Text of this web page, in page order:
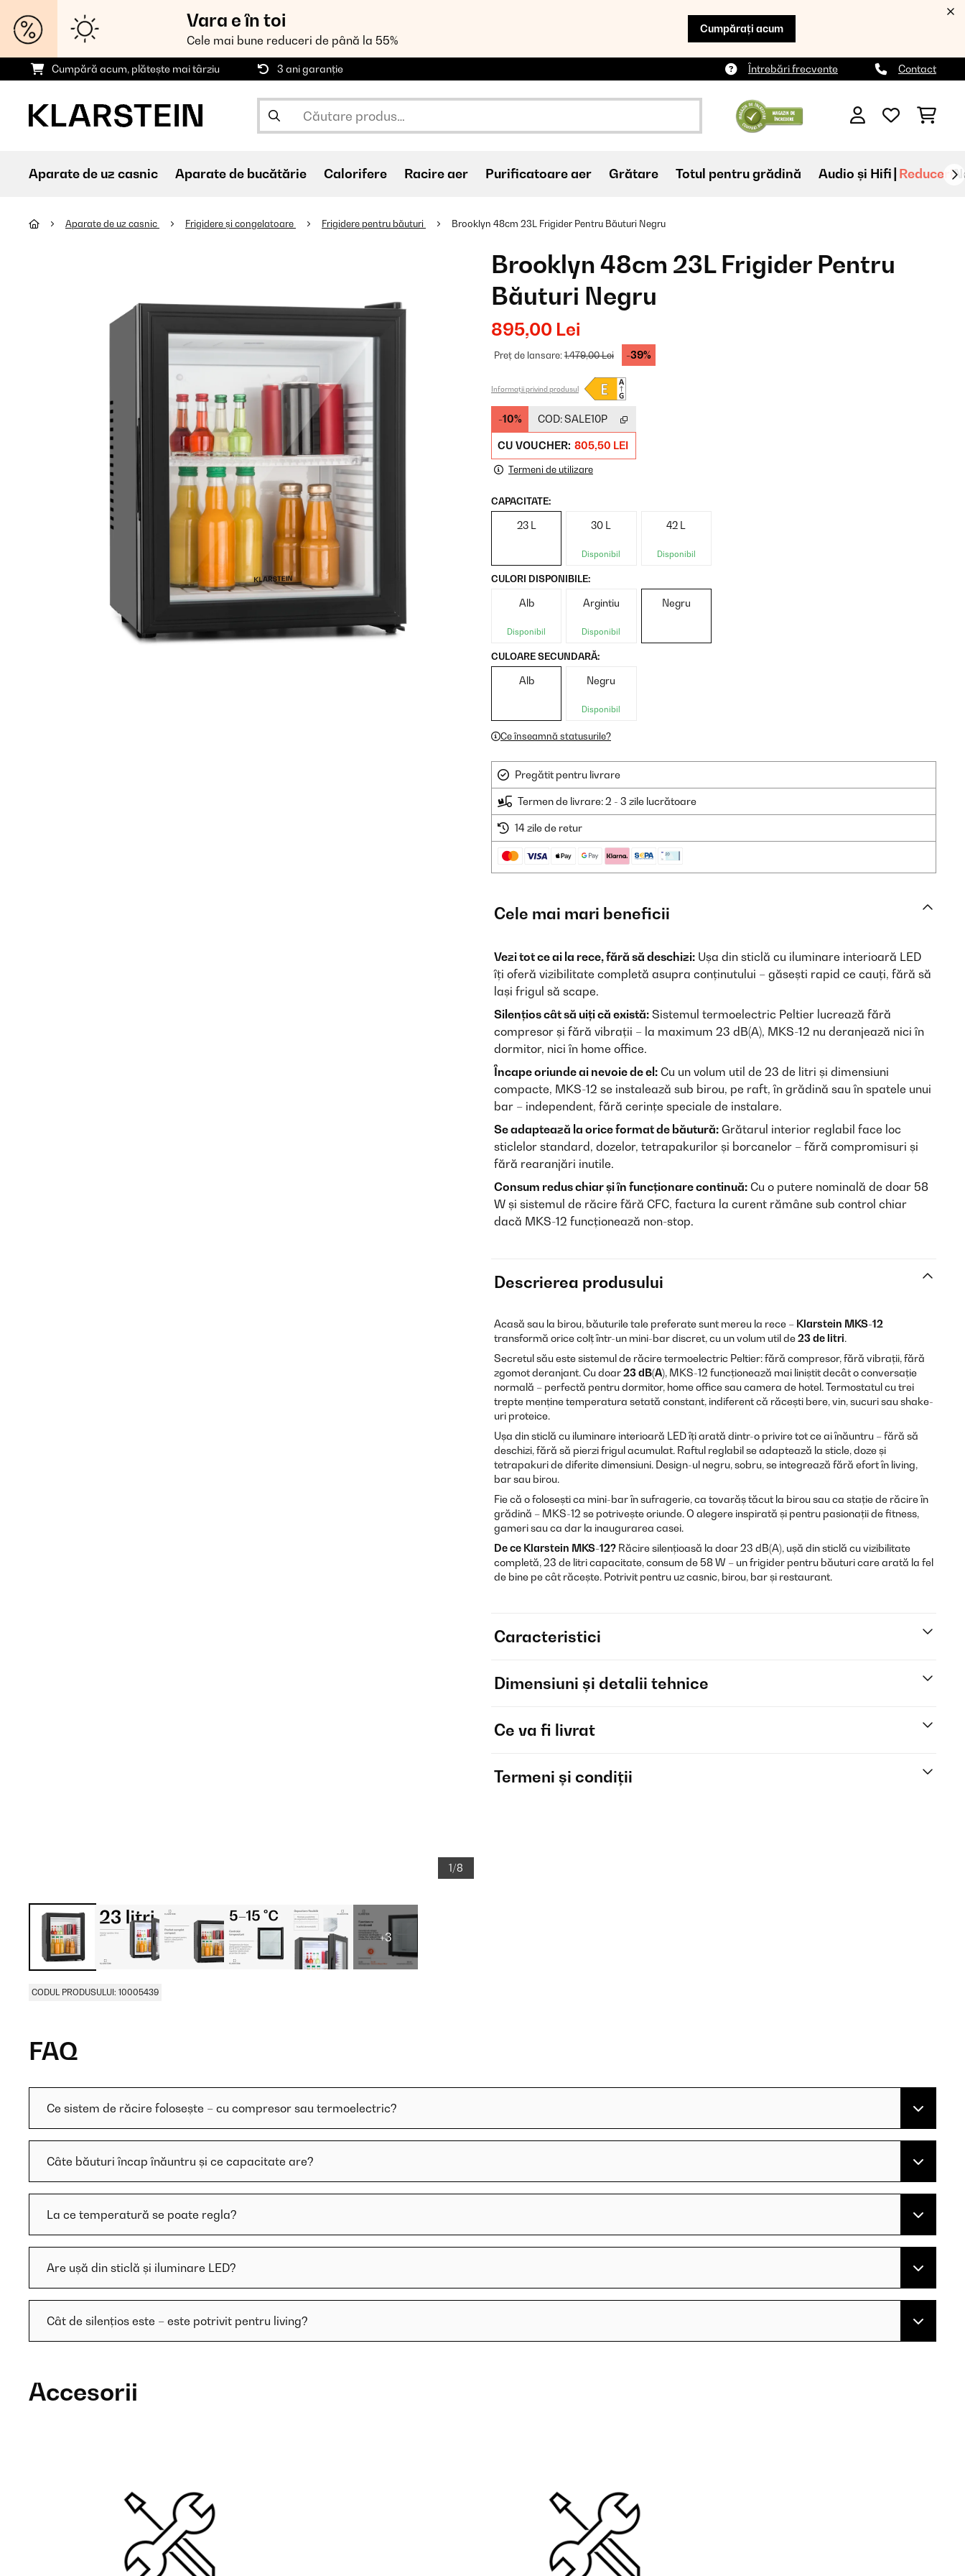
Vara e în toi
Cele mai bune reduceri de până la 55%
Cumpărați acum
Cumpără acum, plătește mai târziu 3 ani garanție Întrebări frecvente Contact
Aparate de uz casnic Aparate de bucătărie Calorifere Racire aer Purificatoare aer Grătare Totul pentru grădină Audio și Hifi Reduceri
Aparate de uz casnic Frigidere și congelatoare Frigidere pentru băuturi Brooklyn 48cm 23L Frigider Pentru Băuturi Negru
1/8
+3
CODUL PRODUSULUI: 10005439
Brooklyn 48cm 23L Frigider Pentru
Băuturi Negru
895,00 Lei
Preț de lansare:1.479,00 Lei -39%
Informații privind produsul
-10% COD:SALE10P
CU VOUCHER: 805,50 LEI
Termeni de utilizare
CAPACITATE:
23 L 30 L
Disponibil
42 L
Disponibil
CULORI DISPONIBILE:
Alb
Disponibil
Argintiu
Disponibil
Negru
CULOARE SECUNDARĂ:
Alb Negru
Disponibil
Ce înseamnă statusurile?
Pregătit pentru livrare
Termen de livrare: 2 - 3 zile lucrătoare
14 zile de retur
Cele mai mari beneficii
Vezi tot ce ai la rece, fără să deschizi: Ușa din sticlă cu iluminare interioară LED
îți oferă vizibilitate completă asupra conținutului – găsești rapid ce cauți, fără să
lași frigul să scape.
Silențios cât să uiți că există: Sistemul termoelectric Peltier lucrează fără
compresor și fără vibrații – la maximum 23 dB(A), MKS-12 nu deranjează nici în
dormitor, nici în home office.
Încape oriunde ai nevoie de el: Cu un volum util de 23 de litri și dimensiuni
compacte, MKS-12 se instalează sub birou, pe raft, în grădină sau în spatele unui
bar – independent, fără cerințe speciale de instalare.
Se adaptează la orice format de băutură: Grătarul interior reglabil face loc
sticlelor standard, dozelor, tetrapakurilor și borcanelor – fără compromisuri și
fără rearanjări inutile.
Consum redus chiar și în funcționare continuă: Cu o putere nominală de doar 58
W și sistemul de răcire fără CFC, factura la curent rămâne sub control chiar
dacă MKS-12 funcționează non-stop.
Descrierea produsului
Acasă sau la birou, băuturile tale preferate sunt mereu la rece – Klarstein MKS-12
transformă orice colț într-un mini-bar discret, cu un volum util de23 de litri.
Secretul său este sistemul de răcire termoelectric Peltier: fără compresor, fără vibrații, fără
zgomot deranjant. Cu doar23 dB(A), MKS-12 funcționează mai liniștit decât o conversație
normală – perfectă pentru dormitor, home office sau camera de hotel. Termostatul cu trei
trepte menține temperatura setată constant, indiferent că răcești bere, vin, sucuri sau shake-
uri proteice.
Ușa din sticlă cu iluminare interioară LED îți arată dintr-o privire tot ce ai înăuntru – fără să
deschizi, fără să pierzi frigul acumulat. Raftul reglabil se adaptează la sticle, doze și
tetrapakuri de diferite dimensiuni. Design-ul negru, sobru, se integrează fără efort în living,
bar sau birou.
Fie că o folosești ca mini-bar în sufragerie, ca tovarăș tăcut la birou sau ca stație de răcire în
grădină – MKS-12 se potrivește oriunde. O alegere inspirată și pentru pasionații de fitness,
gameri sau ca dar la inaugurarea casei.
De ce Klarstein MKS-12? Răcire silențioasă la doar 23 dB(A), ușă din sticlă cu vizibilitate
completă, 23 de litri capacitate, consum de 58 W – un frigider pentru băuturi care arată la fel
de bine pe cât răcește. Potrivit pentru uz casnic, birou, bar și restaurant.
Caracteristici
Dimensiuni și detalii tehnice
Ce va fi livrat
Termeni și condiții
FAQ
Ce sistem de răcire folosește – cu compresor sau termoelectric?
Câte băuturi încap înăuntru și ce capacitate are?
La ce temperatură se poate regla?
Are ușă din sticlă și iluminare LED?
Cât de silențios este – este potrivit pentru living?
Accesorii